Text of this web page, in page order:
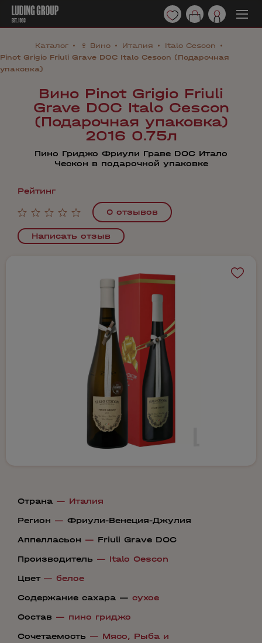
Каталог 🍷 Вино Италия
Italo Cescon
Pinot Grigio Friuli Grave DOC Italo Cescon (Подарочная
упаковка)
Вино Pinot Grigio Friuli
Grave DOC Italo Cescon
(Подарочная упаковка)
2016 0.75л
Пино Гриджо Фриули Граве DOC Итало
Ческон в подарочной упаковке
Рейтинг
0 отзывов
Написать отзыв
Страна — Италия
Регион — Фриули-Венеция-Джулия
Аппелласьон — Friuli Grave DOC
Производитель — Italo Cescon
Цвет— белое
Содержание сахара — сухое
Состав — пино гриджо
Сочетаемость — Мясо, Рыба и